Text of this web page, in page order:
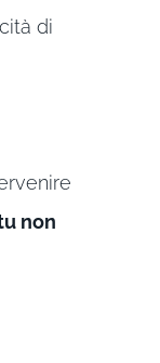
di
non